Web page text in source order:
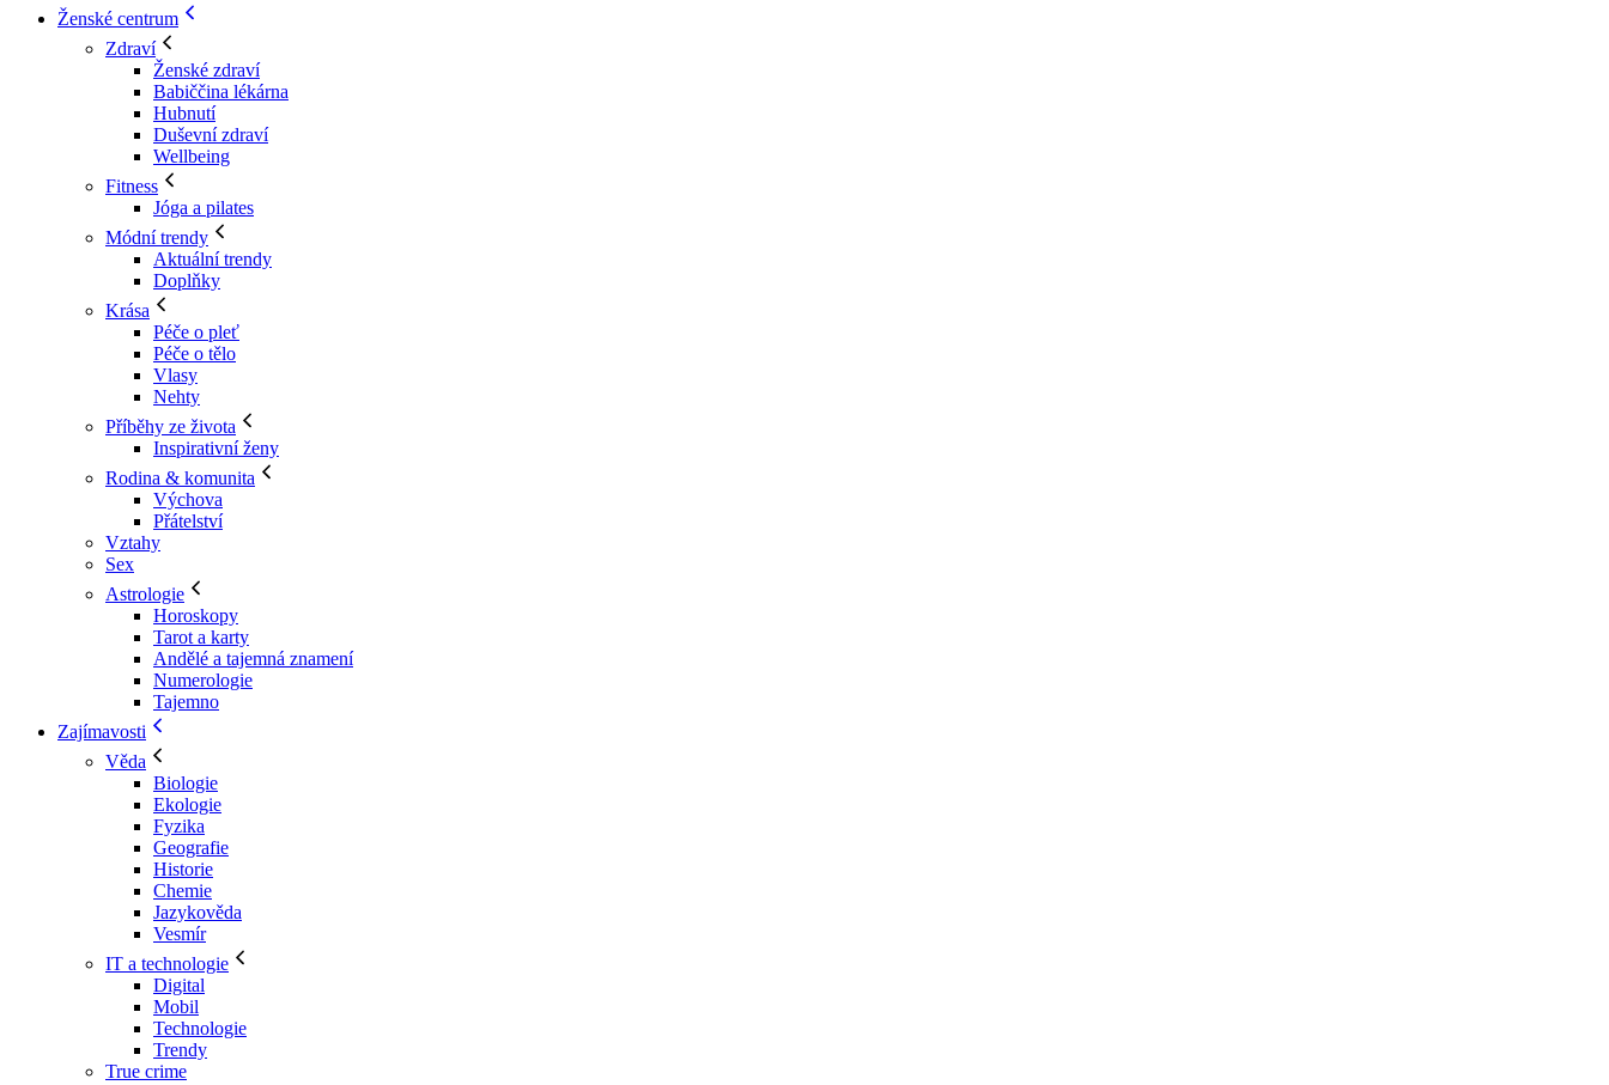
Ženské centrum
Zdraví
Ženské zdraví
Babiččina lékárna
Hubnutí
Duševní zdraví
Wellbeing
Fitness
Jóga a pilates
Módní trendy
Aktuální trendy
Doplňky
Krása
Péče o pleť
Péče o tělo
Vlasy
Nehty
Příběhy ze života
Inspirativní ženy
Rodina & komunita
Výchova
Přátelství
Vztahy
Sex
Astrologie
Horoskopy
Tarot a karty
Andělé a tajemná znamení
Numerologie
Tajemno
Zajímavosti
Věda
Biologie
Ekologie
Fyzika
Geografie
Historie
Chemie
Jazykověda
Vesmír
IT a technologie
Digital
Mobil
Technologie
Trendy
True crime